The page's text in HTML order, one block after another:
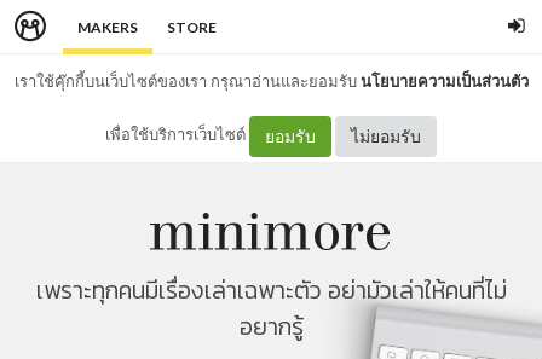
MAKERS STORE
เราใช้คุ๊กกี้บนเว็บไซต์ของเรา กรุณาอ่านและยอมรับนโยบายความเป็นส่วนตัว
เพื่อใช้บริการเว็บไซต์ ยอมรับ ไม่ยอมรับ
เพราะทุกคนมีเรื่องเล่าเฉพาะตัว อย่ามัวเล่าให้คนที่ไม่
อยากรู้